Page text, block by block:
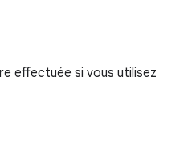
effectuée si vous utilisez